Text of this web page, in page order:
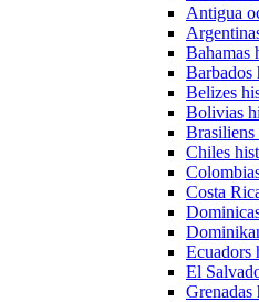
Antigua
Bahamas
Barbados
Belizes
Bolivias
Brasiliens
Chiles
Costa
Ecuadors
El
Grenadas